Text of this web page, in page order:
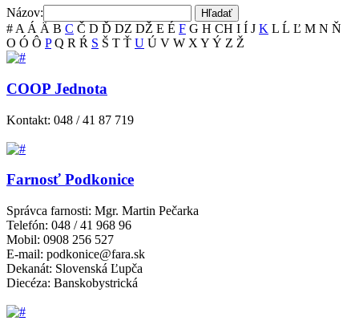
Názov:
# A Á Ä B C Č D Ď DZ DŽ E É F G H CH I Í J K L Ĺ Ľ M N Ň
O Ó Ô P Q R Ŕ S Š T Ť U Ú V W X Y Ý Z Ž
COOP Jednota
Kontakt: 048 / 41 87 719
Farnosť Podkonice
Správca farnosti: Mgr. Martin Pečarka
Telefón: 048 / 41 968 96
Mobil: 0908 256 527
E-mail: podkonice@fara.sk
Dekanát: Slovenská Ľupča
Diecéza: Banskobystrická